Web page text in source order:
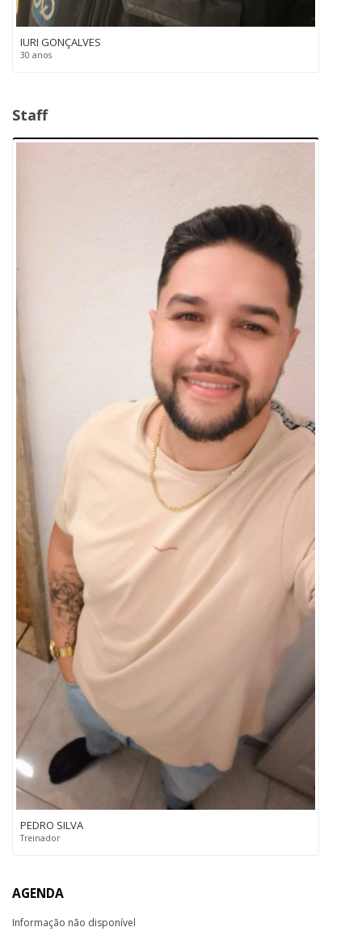
IURI GONÇALVES
30 anos
Staff
PEDRO SILVA
Treinador
AGENDA
Informação não disponível